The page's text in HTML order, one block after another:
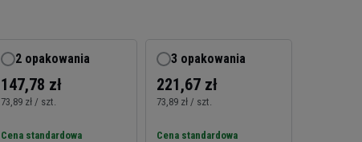
2 opakowania
147,78 zł
73,89 zł / szt.
Cena standardowa
3 opakowania
221,67 zł
73,89 zł / szt.
Cena standardowa